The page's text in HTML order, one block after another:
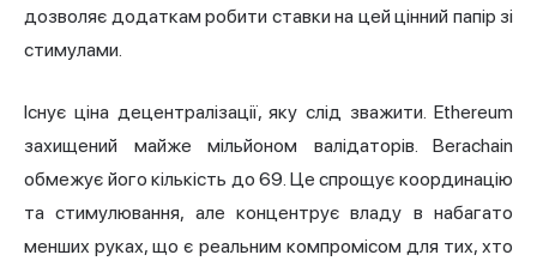
дозволяє додаткам робити ставки на цей цінний папір зі
стимулами.
Існує ціна децентралізації, яку слід зважити. Ethereum
захищений майже мільйоном валідаторів. Berachain
обмежує його кількість до 69. Це спрощує координацію
та стимулювання, але концентрує владу в набагато
менших руках, що є реальним компромісом для тих, хто